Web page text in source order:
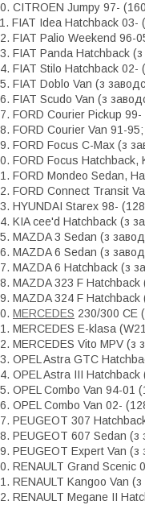
СITROEN Jumpy 97-
FIAT Idea Hatchback 03-
FIAT Palio Weekend 96-
FIAT Panda Hatchback
FIAT Stilo Hatchback 02-
FIAT Doblo Van (з
FIAT Scudo Van (з
FORD Courier Pickup
FORD Courier Van 91-
FORD Focus C-Max (з
FORD Focus Hatchback,
FORD Mondeo Sedan,
FORD Connect Transit
HYUNDAI Starex 98-
KIA cee'd Hatchback (з
MAZDA 3 Sedan (з
MAZDA 6 Sedan (з
MAZDA 6 Hatchback (з
MAZDA 323 F
MAZDA 324 F
MERCEDES 230/300 CE
MERCEDES E-klasa
MERCEDES Vito MPV (з
OPEL Astra GTC
OPEL Astra III
OPEL Combo Van 94-01
OPEL Combo Van 02-
PEUGEOT 307
PEUGEOT 607 Sedan (з
PEUGEOT Expert Van (з
RENAULT Grand Scenic
RENAULT Kangoo Van
RENAULT Megane II